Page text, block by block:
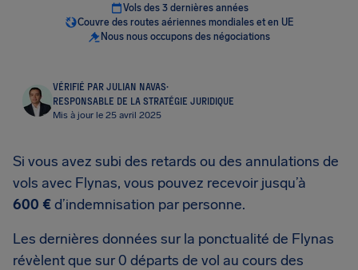
Vols des 3 dernières années
Couvre des routes aériennes mondiales et en UE
Nous nous occupons des négociations
VÉRIFIÉ PAR JULIAN NAVAS·
RESPONSABLE DE LA STRATÉGIE JURIDIQUE
Mis à jour le 25 avril 2025
Si vous avez subi des retards ou des annulations de
vols avec Flynas, vous pouvez recevoir jusqu’à
600 €d’indemnisation par personne.
Les dernières données sur la ponctualité de Flynas
révèlent que sur 0 départs de vol au cours des